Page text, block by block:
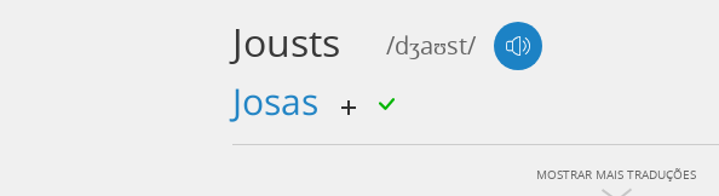
Jousts /dʒaʊst/
josas
MOSTRAR MAIS TRADUÇÕES